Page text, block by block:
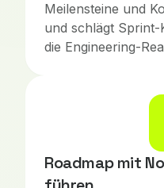
Meilensteine und
und schlägt Sprint-
die Engineering-
Roadmap mit